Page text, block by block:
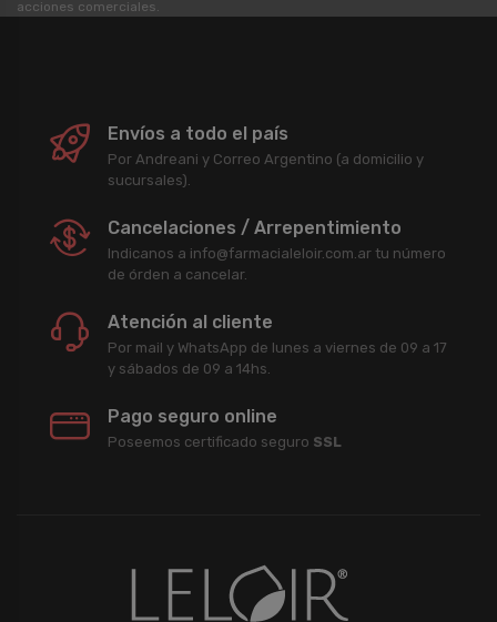
acciones comerciales.
Envíos a todo el país
Por Andreani y Correo Argentino (a domicilio y
sucursales).
Cancelaciones / Arrepentimiento
Indicanos a info@farmacialeloir.com.ar tu número
de órden a cancelar.
Atención al cliente
Por mail y WhatsApp de lunes a viernes de 09 a 17
y sábados de 09 a 14hs.
Pago seguro online
Poseemos certificado seguro SSL